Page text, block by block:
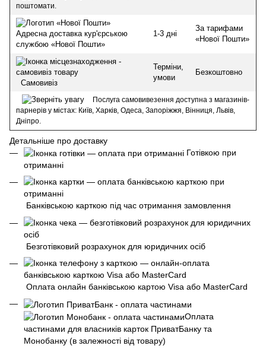
поштомати.
Адресна доставка кур'єрською
службою «Нової Пошти»
1-3 дні
За тарифами
«Нової Пошти»
Самовивіз
Терміни,
умови
Безкоштовно
Послуга самовивезення доступна з магазинів-
парнерів у містах: Київ, Харків, Одеса, Запоріжжя, Вінниця, Львів,
Дніпро.
Детальніше про доставку
Готівкою при
отриманні
Банківською карткою під час отримання замовлення
Безготівковий розрахунок для юридичних осіб
Оплата онлайн банківською картою Visa або MasterCard
Оплата
частинами для власників карток ПриватБанку та
Монобанку (в залежності від товару)